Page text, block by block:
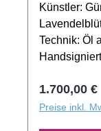
Künstler:
Technik: Öl
Regulärer
1.700,00 €
Preise inkl.